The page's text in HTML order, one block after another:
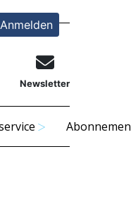
Anmelden
Newsletter